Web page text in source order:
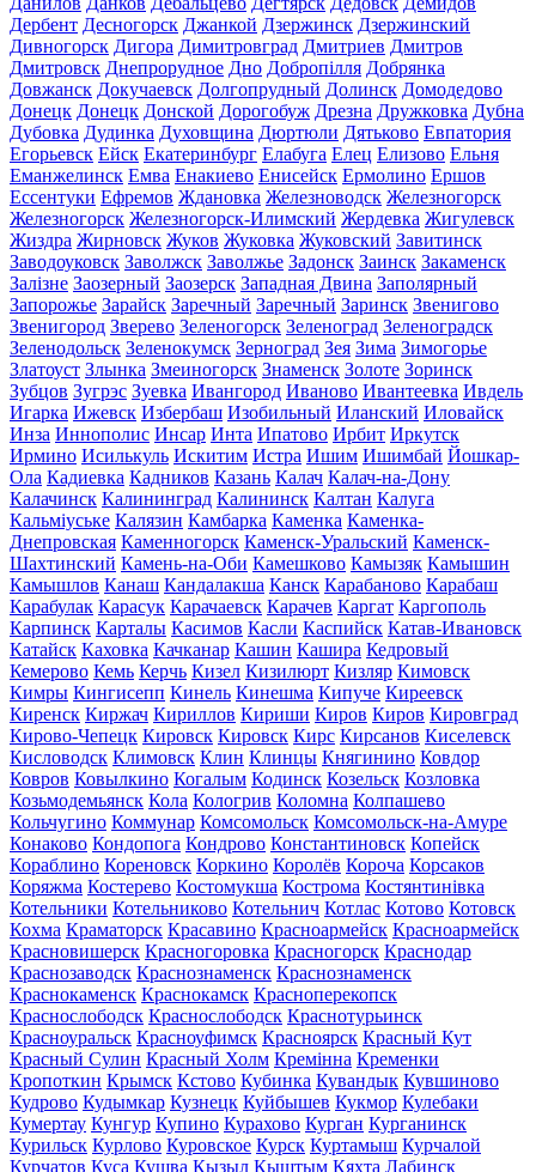
Дербент Десногорск Джанкой Дзержинск Дзержинский
Дивногорск Дигора Димитровград Дмитриев Дмитров
Дмитровск Днепрорудное Дно Добропілля Добрянка
Довжанск Докучаевск Долгопрудный Долинск Домодедово
Донецк Донецк Донской Дорогобуж Дрезна Дружковка Дубна
Дубовка Дудинка Духовщина Дюртюли Дятьково Евпатория
Егорьевск Ейск Екатеринбург Елабуга Елец Елизово Ельня
Еманжелинск Емва Енакиево Енисейск Ермолино Ершов
Ессентуки Ефремов Ждановка Железноводск Железногорск
Железногорск Железногорск-Илимский Жердевка Жигулевск
Жиздра Жирновск Жуков Жуковка Жуковский Завитинск
Заводоуковск Заволжск Заволжье Задонск Заинск Закаменск
Залізне Заозерный Заозерск Западная Двина Заполярный
Запорожье Зарайск Заречный Заречный Заринск Звенигово
Звенигород Зверево Зеленогорск Зеленоград Зеленоградск
Зеленодольск Зеленокумск Зерноград Зея Зима Зимогорье
Златоуст Злынка Змеиногорск Знаменск Золоте Зоринск
Зубцов Зугрэс Зуевка Ивангород Иваново Ивантеевка Ивдель
Игарка Ижевск Избербаш Изобильный Иланский Иловайск
Инза Иннополис Инсар Инта Ипатово Ирбит Иркутск
Ирмино Исилькуль Искитим Истра Ишим Ишимбай Йошкар-
Ола Кадиевка Кадников Казань Калач Калач-на-Дону
Калачинск Калининград Калининск Калтан Калуга
Кальміуське Калязин Камбарка Каменка Каменка-
Днепровская Каменногорск Каменск-Уральский Каменск-
Шахтинский Камень-на-Оби Камешково Камызяк Камышин
Камышлов Канаш Кандалакша Канск Карабаново Карабаш
Карабулак Карасук Карачаевск Карачев Каргат Каргополь
Карпинск Карталы Касимов Касли Каспийск Катав-Ивановск
Катайск Каховка Качканар Кашин Кашира Кедровый
Кемерово Кемь Керчь Кизел Кизилюрт Кизляр Кимовск
Кимры Кингисепп Кинель Кинешма Кипуче Киреевск
Киренск Киржач Кириллов Кириши Киров Киров Кировград
Кирово-Чепецк Кировск Кировск Кирс Кирсанов Киселевск
Кисловодск Климовск Клин Клинцы Княгинино Ковдор
Ковров Ковылкино Когалым Кодинск Козельск Козловка
Козьмодемьянск Кола Кологрив Коломна Колпашево
Кольчугино Коммунар Комсомольск Комсомольск-на-Амуре
Конаково Кондопога Кондрово Константиновск Копейск
Кораблино Кореновск Коркино Королёв Короча Корсаков
Коряжма Костерево Костомукша Кострома Костянтинівка
Котельники Котельниково Котельнич Котлас Котово Котовск
Кохма Краматорск Красавино Красноармейск Красноармейск
Красновишерск Красногоровка Красногорск Краснодар
Краснозаводск Краснознаменск Краснознаменск
Краснокаменск Краснокамск Красноперекопск
Краснослободск Краснослободск Краснотурьинск
Красноуральск Красноуфимск Красноярск Красный Кут
Красный Сулин Красный Холм Кремінна Кременки
Кропоткин Крымск Кстово Кубинка Кувандык Кувшиново
Кудрово Кудымкар Кузнецк Куйбышев Кукмор Кулебаки
Кумертау Кунгур Купино Курахово Курган Курганинск
Курильск Курлово Куровское Курск Куртамыш Курчалой
Курчатов Куса Кушва Кызыл Кыштым Кяхта Лабинск